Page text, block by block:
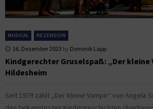
MUSICAL REZENSION
16. Dezember 2023 by Dominik Lapp
Kindgerechter Gruselspaß: „Der kleine
Hildesheim
Seit 1979 zählt „Der kleine Vampir“ von Angela